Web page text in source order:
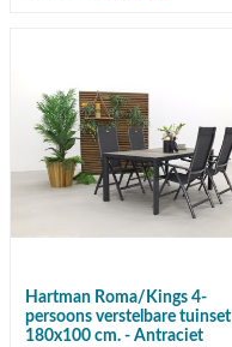
Hartman Roma/Kings 4-
persoons verstelbare tuinset
180x100 cm. - Antraciet